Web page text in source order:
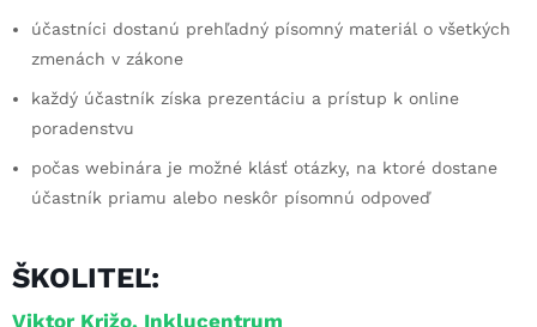
účastníci dostanú prehľadný písomný materiál o všetkých
zmenách v zákone
každý účastník získa prezentáciu a prístup k online
poradenstvu
počas webinára je možné klásť otázky, na ktoré dostane
účastník priamu alebo neskôr písomnú odpoveď
ŠKOLITEĽ:
Viktor Križo, Inklucentrum